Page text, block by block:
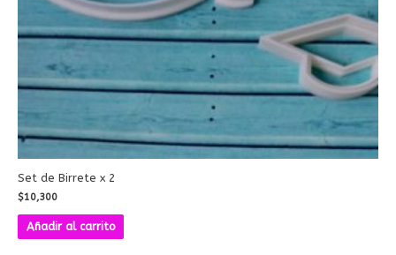
Set de Birrete x 2
$10,300
Añadir al carrito